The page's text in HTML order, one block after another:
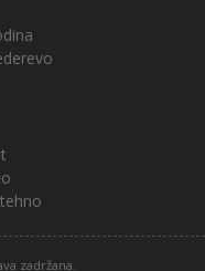
zadržana.